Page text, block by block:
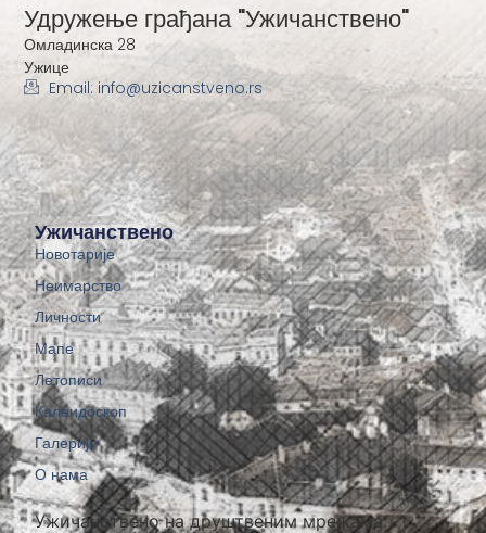
Ужичанствено на друштвеним мрежама:
Ужичанствено
Новотарије
Неимарство
Личности
Мапе
Летописи
Калеидоскоп
Галерије
О нама
Удружење грађана "Ужичанствено"
Омладинска 28
Ужице
Email: info@uzicanstveno.rs